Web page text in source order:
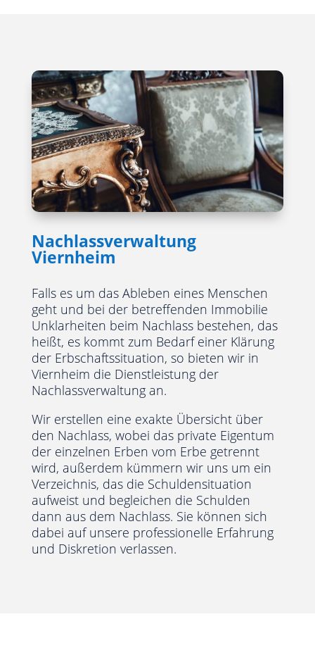
Nachlassverwaltung
Viernheim
Falls es um das Ableben eines Menschen
geht und bei der betreffenden Immobilie
Unklarheiten beim Nachlass bestehen, das
heißt, es kommt zum Bedarf einer Klärung
der Erbschaftssituation, so bieten wir in
Viernheim die Dienstleistung der
Nachlassverwaltung an.
Wir erstellen eine exakte Übersicht über
den Nachlass, wobei das private Eigentum
der einzelnen Erben vom Erbe getrennt
wird, außerdem kümmern wir uns um ein
Verzeichnis, das die Schuldensituation
aufweist und begleichen die Schulden
dann aus dem Nachlass. Sie können sich
dabei auf unsere professionelle Erfahrung
und Diskretion verlassen.